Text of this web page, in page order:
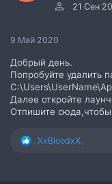
21 Сен
9 Май 2020
Добрый день.
Попробуйте удалить
Далее откройте
Отпишите
Р_XxBloodxX_